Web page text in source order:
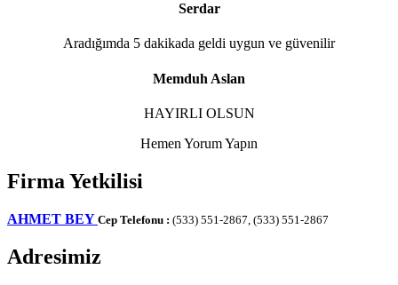
Serdar
Aradığımda 5 dakikada geldi uygun ve güvenilir
Memduh Aslan
HAYIRLI OLSUN
Hemen Yorum Yapın
Firma Yetkilisi
AHMET BEY Cep Telefonu : (533) 551-2867, (533) 551-2867
Adresimiz